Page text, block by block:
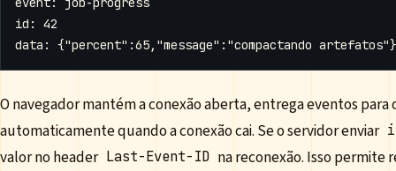
O navegador mantém a conexão aberta, entrega eventos
automaticamente quando a conexão cai. Se o servidor enviar
valor no header Last-Event-ID na reconexão. Isso